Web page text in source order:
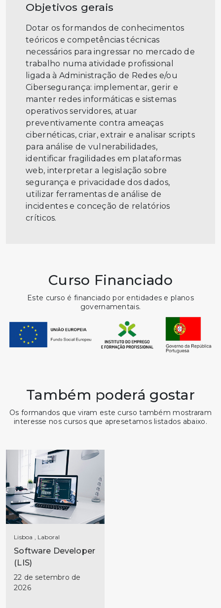
Objetivos gerais
Dotar os formandos de conhecimentos
teóricos e competências técnicas
necessários para ingressar no mercado de
trabalho numa atividade profissional
ligada à Administração de Redes e/ou
Cibersegurança: implementar, gerir e
manter redes informáticas e sistemas
operativos servidores, atuar
preventivamente contra ameaças
cibernéticas, criar, extrair e analisar scripts
para análise de vulnerabilidades,
identificar fragilidades em plataformas
web, interpretar a legislação sobre
segurança e privacidade dos dados,
utilizar ferramentas de análise de
incidentes e conceção de relatórios
críticos.
Curso Financiado
Este curso é financiado por entidades e planos
governamentais.
Também poderá gostar
Os formandos que viram este curso também mostraram
interesse nos cursos que apresetamos listados abaixo.
Lisboa , Laboral
Software Developer
(LIS)
22 de setembro de
2026